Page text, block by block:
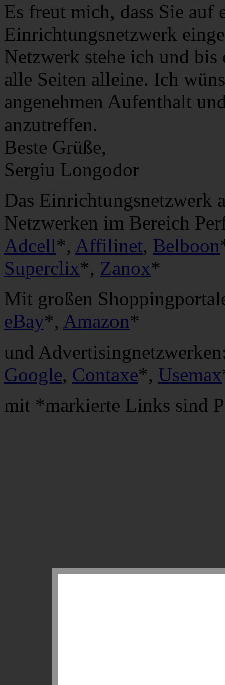
Es freut mich, dass Sie auf
Einrichtungsnetzwerk
Netzwerk stehe ich und
alle Seiten alleine. Ich
angenehmen Aufenthalt
anzutreffen.
Beste Grüße,
Sergiu Longodor
Das Einrichtungsnetzwerk
Netzwerken im Bereich
Adcell*, Affilinet, Belboon
Superclix*, Zanox*
Mit großen
eBay*, Amazon*
und
Google, Contaxe*, Usemax
mit *markierte Links sind